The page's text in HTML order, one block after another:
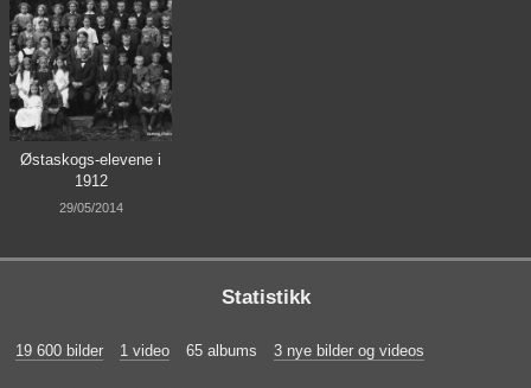
Østaskogs-elevene i
1912
29/05/2014
Statistikk
19 600 bilder 1 video 65 albums 3 nye bilder og videos